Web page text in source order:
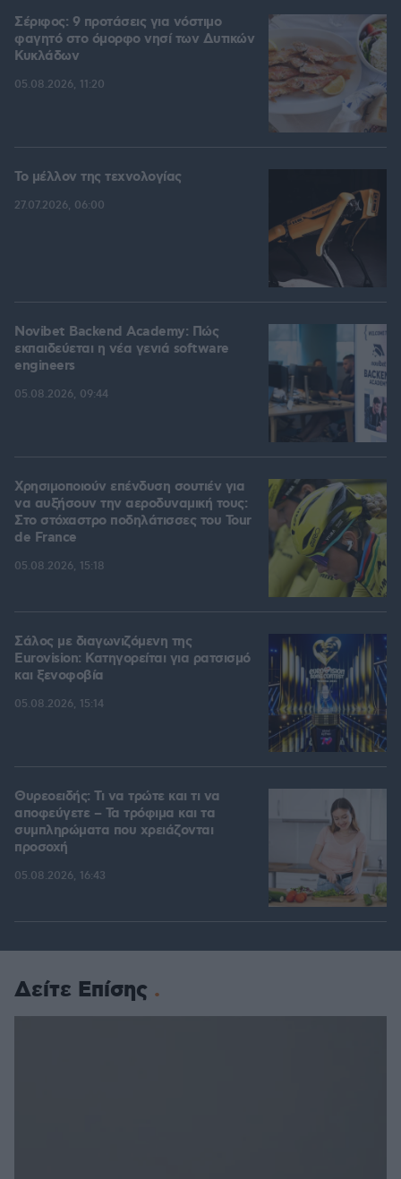
Σέριφος: 9 προτάσεις για νόστιμο
φαγητό στο όμορφο νησί των Δυτικών
Κυκλάδων
05.08.2026, 11:20
Το μέλλον της τεχνολογίας
27.07.2026, 06:00
Novibet Backend Academy: Πώς
εκπαιδεύεται η νέα γενιά software
engineers
05.08.2026, 09:44
Χρησιμοποιούν επένδυση σουτιέν για
να αυξήσουν την αεροδυναμική τους:
Στο στόχαστρο ποδηλάτισσες του Tour
de France
05.08.2026, 15:18
Σάλος με διαγωνιζόμενη της
Eurovision: Κατηγορείται για ρατσισμό
και ξενοφοβία
05.08.2026, 15:14
Θυρεοειδής: Τι να τρώτε και τι να
αποφεύγετε – Τα τρόφιμα και τα
συμπληρώματα που χρειάζονται
προσοχή
05.08.2026, 16:43
Δείτε Επίσης